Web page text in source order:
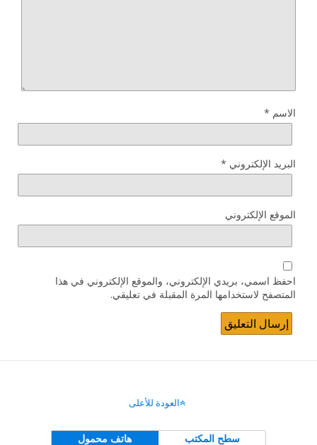
الاسم *
البريد الإلكتروني *
الموقع الإلكتروني
احفظ اسمي، بريدي الإلكتروني، والموقع الإلكتروني في هذا
المتصفح لاستخدامها المرة المقبلة في تعليقي.
العودة للأعلى
هاتف محمول سطح المكتب